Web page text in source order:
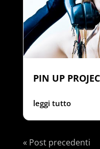
PIN UP
leggi tutto
« Post precedenti